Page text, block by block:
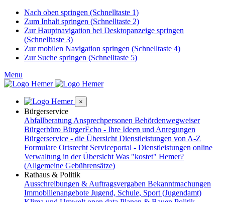
Nach oben springen (Schnelltaste 1)
Zum Inhalt springen (Schnelltaste 2)
Zur Hauptnavigation bei Desktopanzeige springen
(Schnelltaste 3)
Zur mobilen Navigation springen (Schnelltaste 4)
Zur Suche springen (Schnelltaste 5)
Menu
×
Bürgerservice
Abfallberatung Ansprechpersonen Behördenwegweiser
Bürgerbüro BürgerEcho - Ihre Ideen und Anregungen
Bürgerservice - die Übersicht Dienstleistungen von A-Z
Formulare Ortsrecht Serviceportal - Dienstleistungen online
Verwaltung in der Übersicht Was "kostet" Hemer?
(Allgemeine Gebührensätze)
Rathaus & Politik
Ausschreibungen & Auftragsvergaben Bekanntmachungen
Immobilienangebote Jugend, Schule, Sport (Jugendamt)